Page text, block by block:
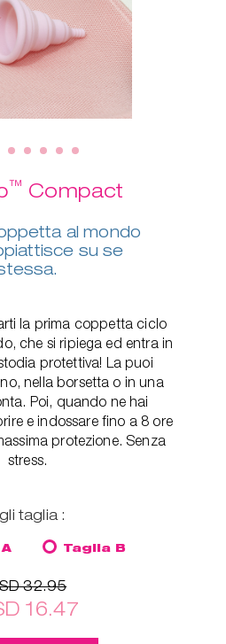
™ Compact
al mondo
su se
la prima coppetta ciclo
che si ripiega ed entra in
protettiva! La puoi
nella borsetta o in una
Poi, quando ne hai
e indossare fino a 8 ore
protezione. Senza
stress.
taglia :
Taglia B
32.95
16.47